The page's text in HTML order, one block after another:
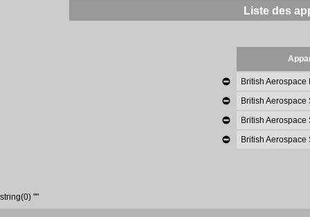
Liste des
British Aerospace
British Aerospace
British Aerospace
British Aerospace
string(0) ""